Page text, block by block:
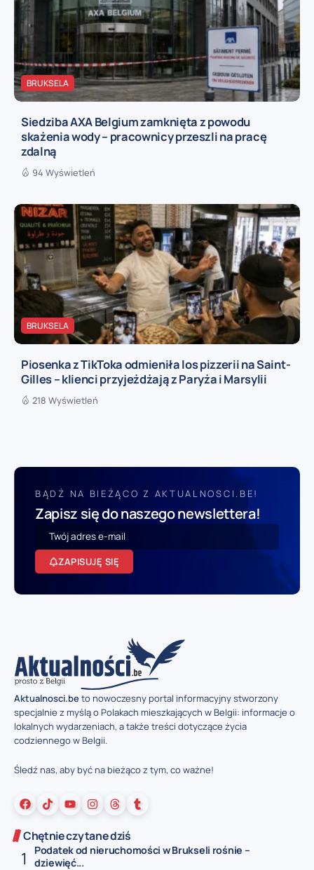
BRUKSELA
Siedziba AXA Belgium zamknięta z powodu
skażenia wody – pracownicy przeszli na pracę
zdalną
94 Wyświetleń
BRUKSELA
Piosenka z TikToka odmieniła los pizzerii na Saint-
Gilles – klienci przyjeżdżają z Paryża i Marsylii
218 Wyświetleń
BĄDŹ NA BIEŻĄCO Z AKTUALNOSCI.BE!
Zapisz się do naszego newslettera!
ZAPISUJĘ SIĘ
Aktualnosci.beto nowoczesny portal informacyjny stworzony
specjalnie z myślą o Polakach mieszkających w Belgii: informacje o
lokalnych wydarzeniach, a także treści dotyczące życia
codziennego w Belgii.
Śledź nas, aby być na bieżąco z tym, co ważne!
Chętnie czytane dziś
Podatek od nieruchomości w Brukseli rośnie –
dziewięć...